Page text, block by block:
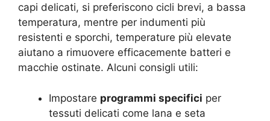
capi delicati, si preferiscono cicli brevi, a bassa
temperatura, mentre per indumenti più
resistenti e sporchi, temperature più elevate
aiutano a rimuovere efficacemente batteri e
macchie ostinate. Alcuni consigli utili:
Impostare programmi specifici per
tessuti delicati come lana e seta